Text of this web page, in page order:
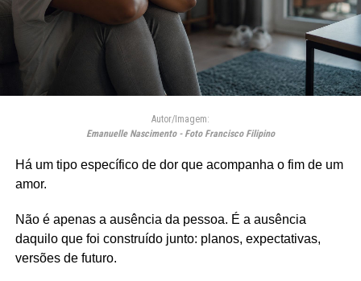
Autor/Imagem:
Emanuelle Nascimento - Foto Francisco Filipino
Há um tipo específico de dor que acompanha o fim de um
amor.
Não é apenas a ausência da pessoa. É a ausência
daquilo que foi construído junto: planos, expectativas,
versões de futuro.